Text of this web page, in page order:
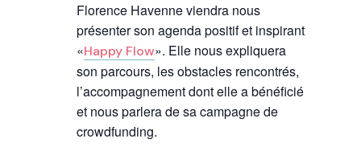
Florence Havenne viendra nous
présenter son agenda positif et inspirant
«Happy Flow». Elle nous expliquera
son parcours, les obstacles rencontrés,
l’accompagnement dont elle a bénéficié
et nous parlera de sa campagne de
crowdfunding.